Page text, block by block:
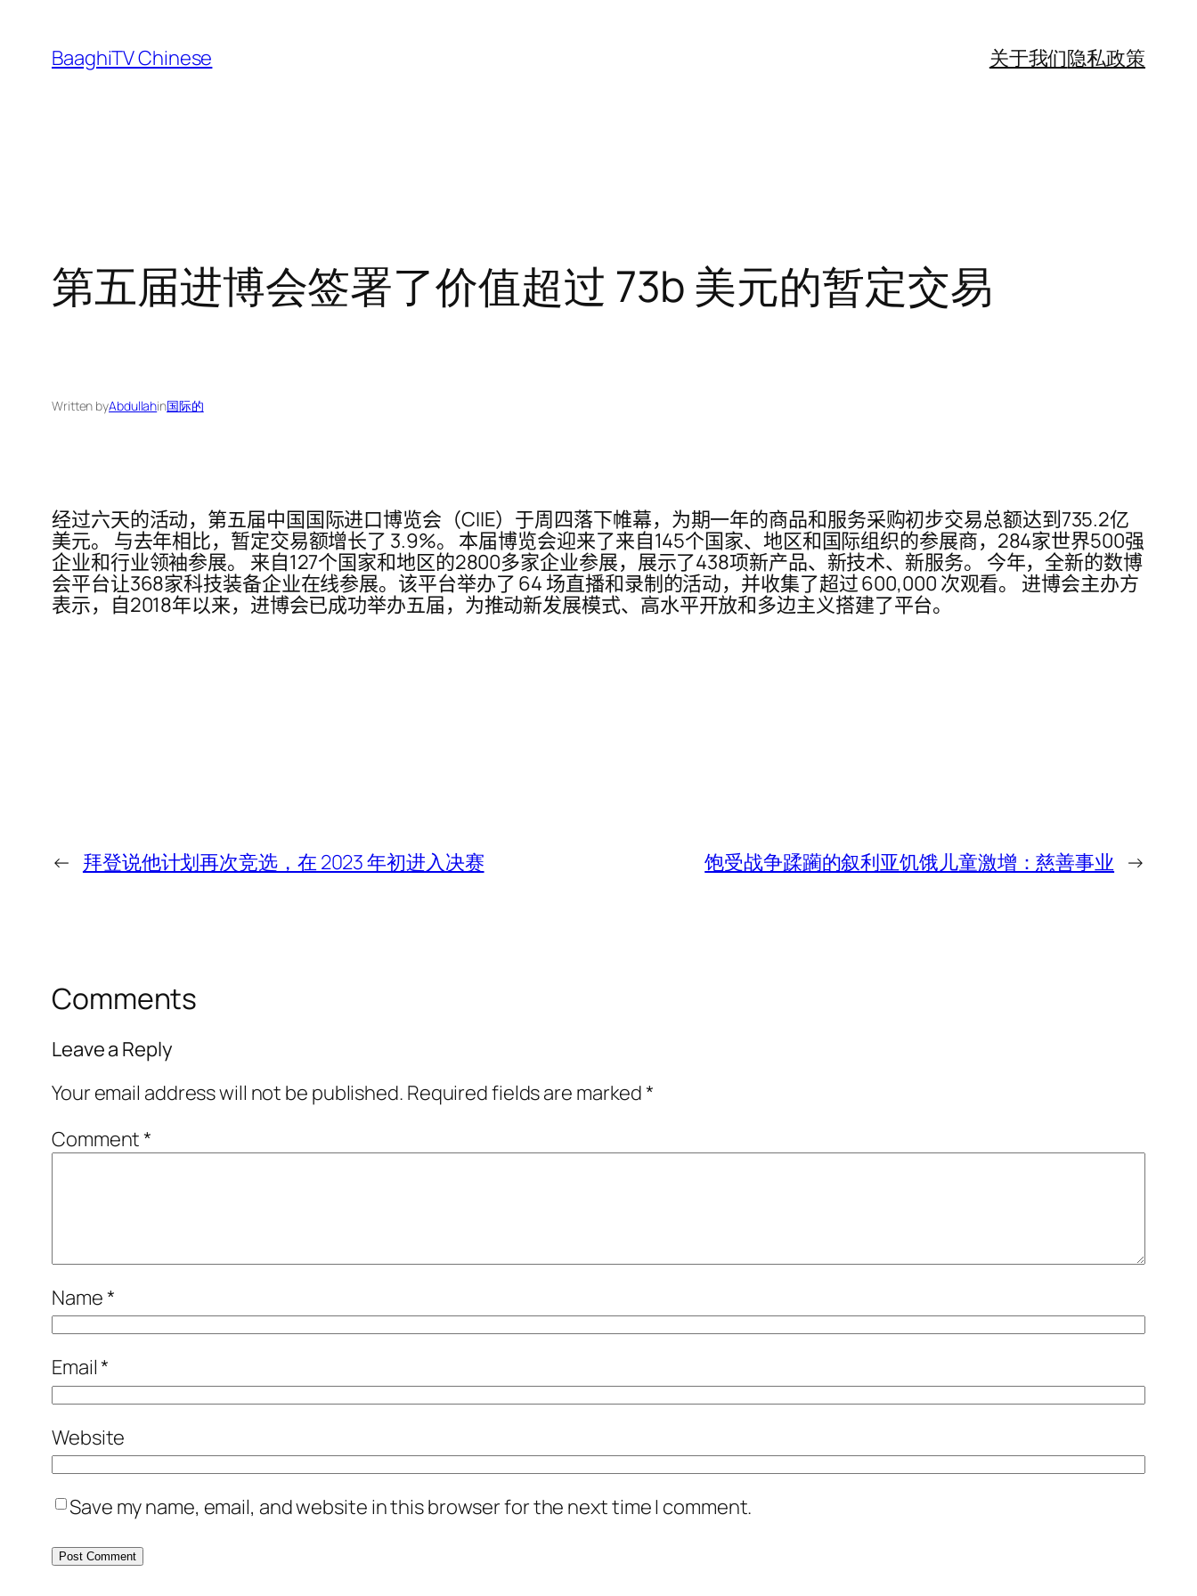
content
BaaghiTV Chinese 关于我们隐私政策
第五届进博会签署了价值超过 73b 美元的暂定交易
Written byAbdullahin国际的
经过六天的活动，第五届中国国际进口博览会（CIIE）于周四落下帷幕，为期一年的商品和服务采购初步交易总额达到735.2亿
美元。 与去年相比，暂定交易额增长了 3.9%。 本届博览会迎来了来自145个国家、地区和国际组织的参展商，284家世界500强
企业和行业领袖参展。 来自127个国家和地区的2800多家企业参展，展示了438项新产品、新技术、新服务。 今年，全新的数博
会平台让368家科技装备企业在线参展。该平台举办了 64 场直播和录制的活动，并收集了超过 600,000 次观看。 进博会主办方
表示，自2018年以来，进博会已成功举办五届，为推动新发展模式、高水平开放和多边主义搭建了平台。
← 拜登说他计划再次竞选，在 2023 年初进入决赛 饱受战争蹂躏的叙利亚饥饿儿童激增：慈善事业 →
Comments
Leave a Reply
Your email address will not be published. Required fields are marked*
Comment*
Name*
Email*
Website
Save my name, email, and website in this browser for the next time I comment.